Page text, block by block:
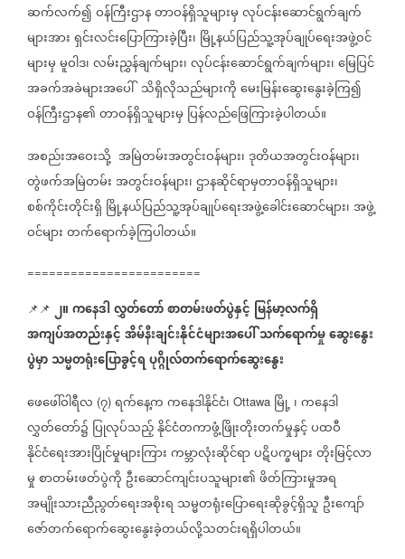
ဆက်လက်၍ဝန်ကြီးဌာနတာဝန်ရှိသူများမှလုပ်ငန်းဆောင်ရွက်ချက်
များအားရှင်းလင်းပြောကြားခဲ့ပြီး၊ မြို့နယ်ပြည်သူ့အုပ်ချုပ်ရေးအဖွဲ့ဝင်
များမှမူဝါဒ၊လမ်းညွှန်ချက်များ၊လုပ်ငန်းဆောင်ရွက်ချက်များ၊မြေပြင်
အခက်အခဲများအပေါ် သိရှိလိုသည်များကိုမေးမြန်း‌ဆွေးနွေးခဲ့ကြ၍
ဝန်ကြီးဌာန၏တာဝန်ရှိသူများမှ ပြန်လည်ဖြေကြားခဲ့ပါတယ်။
အစည်းအဝေးသို့ အမြဲတမ်းအတွင်းဝန်များ၊ဒုတိယအတွင်းဝန်များ၊
တွဲဖက်အမြဲတမ်းအတွင်းဝန်များ၊ဌာနဆိုင်ရာမှတာဝန်ရှိသူများ၊
စစ်ကိုင်းတိုင်းရှိ မြို့နယ်ပြည်သူ့အုပ်ချုပ်ရေးအဖွဲ့ခေါင်းဆောင်များ၊အဖွဲ့
ဝင်များတက်ရောက်ခဲ့ကြပါတယ်။
========================
📌📌 ၂။ကနေဒါလွှတ်တော်စာတမ်းဖတ်ပွဲနှင့် မြန်မာ့လက်ရှိ
အကျပ်အတည်းနှင့်အိမ်နီးချင်းနိုင်ငံများအပေါ်သက်ရောက်မှုဆွေးနွေး
ပွဲမှာသမ္မတရုံးပြောခွင့်ရပုဂ္ဂိုလ်တက်ရောက်ဆွေးနွေး
ဖေဖေါ်ဝါရီလ (၇) ရက်နေ့ကကနေဒါနိုင်ငံ၊ Ottawa မြို့၊ကနေဒါ
လွှတ်တော်၌ ပြုလုပ်သည့်နိုင်ငံတကာဖွံ့ဖြိုးတိုးတက်မှုနှင့်ပထဝီ
နိုင်ငံရေးအားပြိုင်မှုများကြားကမ္ဘာလုံးဆိုင်ရာပဋိပက္ခများတိုးမြင့်လာ
မှုစာတမ်းဖတ်ပွဲကို ဦးဆောင်ကျင်းပသူများ၏ဖိတ်ကြားမှုအရ
အမျိုးသားညီညွတ်ရေးအစိုးရ သမ္မတရုံးပြောရေးဆိုခွင့်ရှိသူ ဦးကျော်
ဇော်တက်ရောက်ဆွေးနွေးခဲ့တယ်လို့သတင်းရရှိပါတယ်။